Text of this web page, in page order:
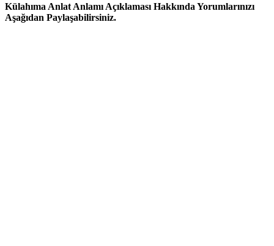
Külahıma Anlat Anlamı Açıklaması Hakkında Yorumlarınızı
Aşağıdan Paylaşabilirsiniz.